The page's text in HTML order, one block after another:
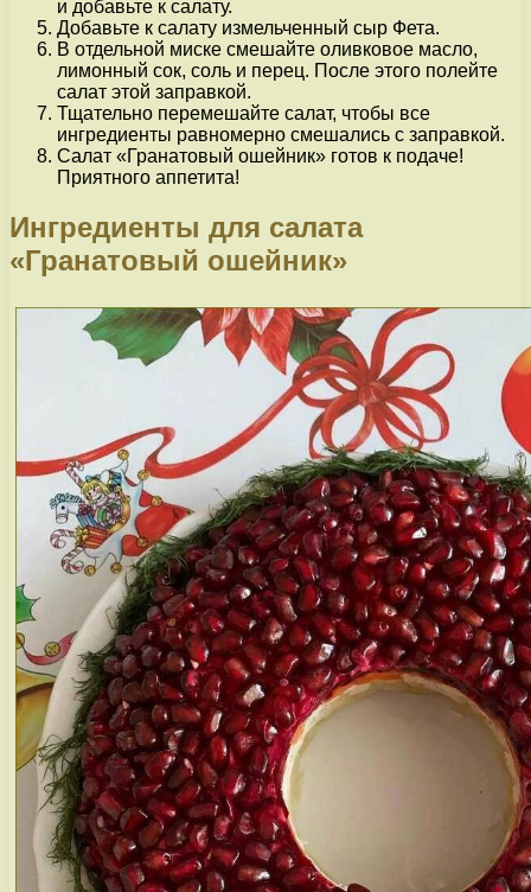
и добавьте к салату.
Добавьте к салату измельченный сыр Фета.
В отдельной миске смешайте оливковое масло,
лимонный сок, соль и перец. После этого полейте
салат этой заправкой.
Тщательно перемешайте салат, чтобы все
ингредиенты равномерно смешались с заправкой.
Салат «Гранатовый ошейник» готов к подаче!
Приятного аппетита!
Ингредиенты для салата
«Гранатовый ошейник»